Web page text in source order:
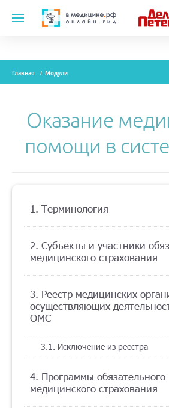
Модули
Контакты
Помощь
Заказать звонок
Подписка
Главная Модули
Оказание
помощи в
1. Терминология
2. Субъекты и участники
медицинского страхования
3. Реестр медицинских
осуществляющих
ОМС
3.1. Исключение из реестра
4. Программы обязательного
медицинского страхования